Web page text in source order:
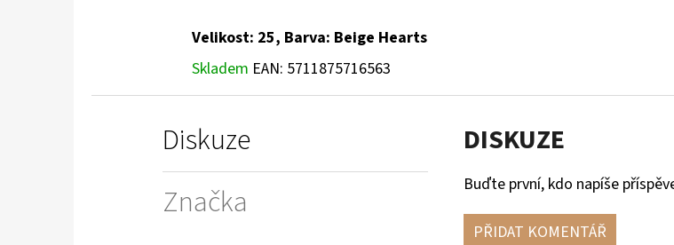
Velikost: 25, Barva: Beige Hearts
Skladem EAN: 5711875716563
Diskuze
Značka
DISKUZE
Buďte první, kdo napíše
PŘIDAT KOMENTÁŘ